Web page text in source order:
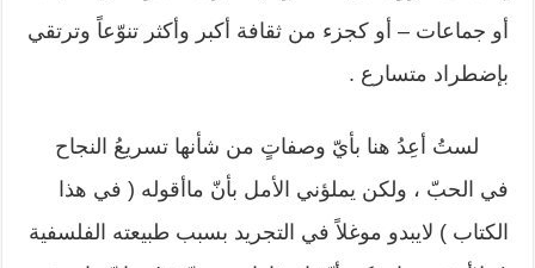
أو جماعات – أو كجزء من ثقافة أكبر وأكثر تنوّعاً وترتقي
بإضطراد متسارع .
لستُ أعِدُ هنا بأيّ وصفاتٍ من شأنها تسريعُ النجاح
في الحبّ ، ولكن يملؤني الأمل بأنّ ماأقوله ( في هذا
الكتاب ) لايبدو موغلاً في التجريد بسبب طبيعته الفلسفية